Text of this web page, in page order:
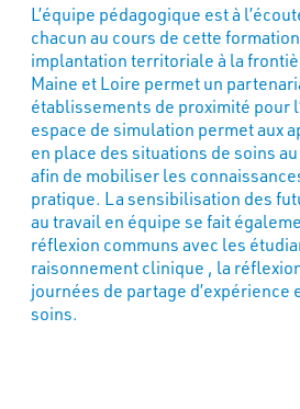
L’équipe pédagogique est à
chacun au cours de cette
implantation territoriale à la
Maine et Loire permet un
établissements de proximité pour
espace de simulation permet aux
en place des situations de soins
afin de mobiliser les
pratique. La sensibilisation des
au travail en équipe se fait
réflexion communs avec les
raisonnement clinique , la
journées de partage d’expérience
soins.